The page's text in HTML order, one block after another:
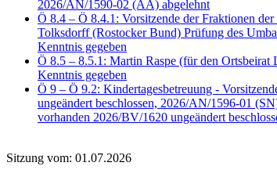
2026/AN/1590-02 (ÄA) abgelehnt
Ö 8.4 – Ö 8.4.1: Vorsitzende der Fraktionen
Tolksdorff (Rostocker Bund) Prüfung des
Kenntnis gegeben
Ö 8.5 – 8.5.1: Martin Raspe (für den Ortsbeirat
Kenntnis gegeben
Ö 9 – Ö 9.2: Kindertagesbetreuung -
ungeändert beschlossen, 2026/AN/1596-01
vorhanden 2026/BV/1620 ungeändert
Sitzung vom: 01.07.2026